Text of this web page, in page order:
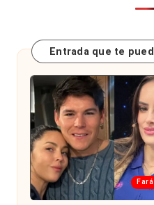
Entrada que te
Publicada
en